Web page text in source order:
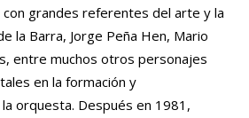
con grandes referentes del arte y la
la Barra, Jorge Peña Hen, Mario
entre muchos otros personajes
en la formación y
orquesta. Después en 1981,